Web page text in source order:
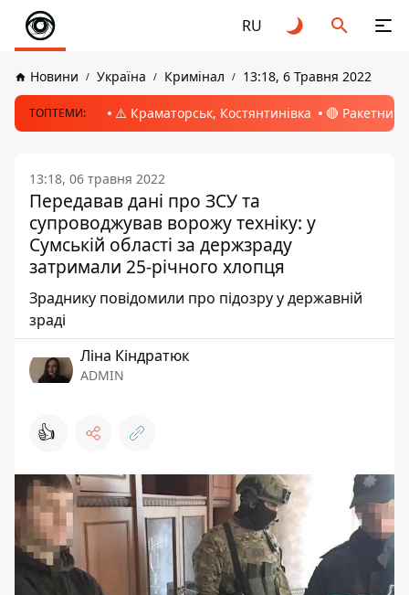
RU
Новини Україна Кримінал 13:18, 6 Травня 2022
ТОПТЕМИ: ⚠️ Краматорськ, Костянтинівка 🔴 Ракетний
13:18, 06 травня 2022
Передавав дані про ЗСУ та
супроводжував ворожу техніку: у
Сумській області за держзраду
затримали 25-річного хлопця
Зраднику повідомили про підозру у державній
зраді
Ліна Кіндратюк
ADMIN
👍